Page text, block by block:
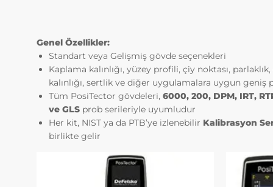
Genel Özellikler:
Standart veya Gelişmiş gövde seçenekleri
Kaplama kalınlığı, yüzey profili, çiy noktası,
kalınlığı, sertlik ve diğer uygulamalara uygun geniş
Tüm PosiTector gövdeleri, 6000, 200, DPM, IRT,
ve GLS prob serileriyle uyumludur
Her kit, NIST ya da PTB’ye izlenebilir Kalibrasyon
birlikte gelir
5651
Yoluyla
Oturum